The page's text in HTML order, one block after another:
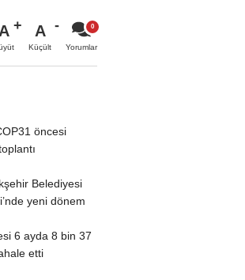
A A
Küçült Yorumlar
öncesi
Belediyesi
yeni dönem
6 ayda 8 bin 37
etti